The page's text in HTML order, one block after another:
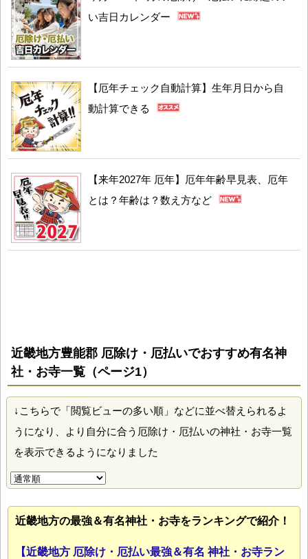
い吉日カレンダー
【厄年チェック自動計算】生年月日から自
動計算できる
【来年2027年 厄年】厄年年齢早見表、厄年
とは？年齢は？数え方など
近畿地方豊能郡 厄除け・厄払いでおすすめ有名神
社・お寺一覧（ページ1）
↓こちらで「閲覧ビューの多い順」などに並べ替えられるよ
うになり、より自分に合う厄除け・厄払いの神社・お寺一覧
を表示できるようになりました
近畿地方の最強＆有名神社・お寺をランキングで紹介！
【近畿地方 厄除け・厄払い最強＆有名 神社・お寺ラン